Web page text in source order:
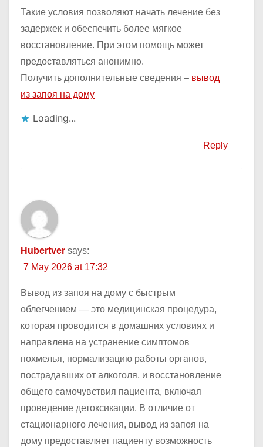
Такие условия позволяют начать лечение без
задержек и обеспечить более мягкое
восстановление. При этом помощь может
предоставляться анонимно.
Получить дополнительные сведения – вывод
из запоя на дому
Loading...
Reply
Hubertver says:
7 May 2026 at 17:32
Вывод из запоя на дому с быстрым
облегчением — это медицинская процедура,
которая проводится в домашних условиях и
направлена на устранение симптомов
похмелья, нормализацию работы органов,
пострадавших от алкоголя, и восстановление
общего самочувствия пациента, включая
проведение детоксикации. В отличие от
стационарного лечения, вывод из запоя на
дому предоставляет пациенту возможность